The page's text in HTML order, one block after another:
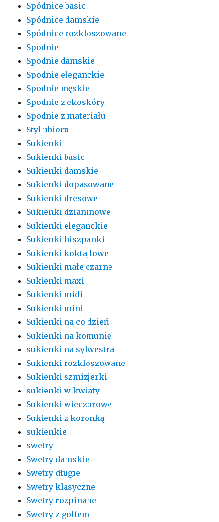
Spódnice basic
Spódnice damskie
Spódnice rozkloszowane
Spodnie
Spodnie damskie
Spodnie eleganckie
Spodnie męskie
Spodnie z ekoskóry
Spodnie z materiału
Styl ubioru
Sukienki
Sukienki basic
Sukienki damskie
Sukienki dopasowane
Sukienki dresowe
Sukienki dzianinowe
Sukienki eleganckie
Sukienki hiszpanki
Sukienki koktajlowe
Sukienki małe czarne
Sukienki maxi
Sukienki midi
Sukienki mini
Sukienki na co dzień
Sukienki na komunię
sukienki na sylwestra
Sukienki rozkloszowane
Sukienki szmizjerki
sukienki w kwiaty
Sukienki wieczorowe
Sukienki z koronką
sukienkie
swetry
Swetry damskie
Swetry długie
Swetry klasyczne
Swetry rozpinane
Swetry z golfem